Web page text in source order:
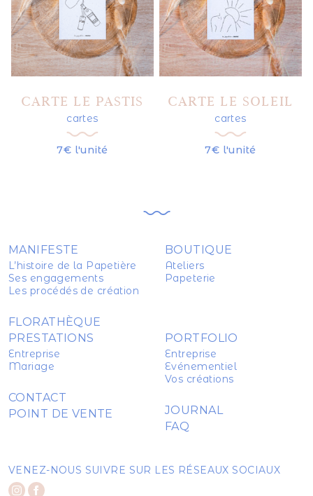
CARTE LE PASTIS
cartes
7€ l'unité
CARTE LE SOLEIL
cartes
7€ l'unité
MANIFESTE
L’histoire de la Papetière
Ses engagements
Les procédés de création
FLORATHÈQUE
BOUTIQUE
Ateliers
Papeterie
PRESTATIONS
Entreprise
Mariage
CONTACT
POINT DE VENTE
PORTFOLIO
Entreprise
Evénementiel
Vos créations
JOURNAL
FAQ
VENEZ-NOUS SUIVRE SUR LES RÉSEAUX SOCIAUX